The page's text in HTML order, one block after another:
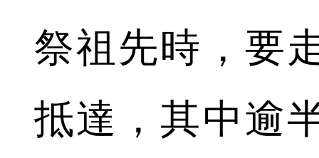
祭祖先時，要
抵達，其中逾